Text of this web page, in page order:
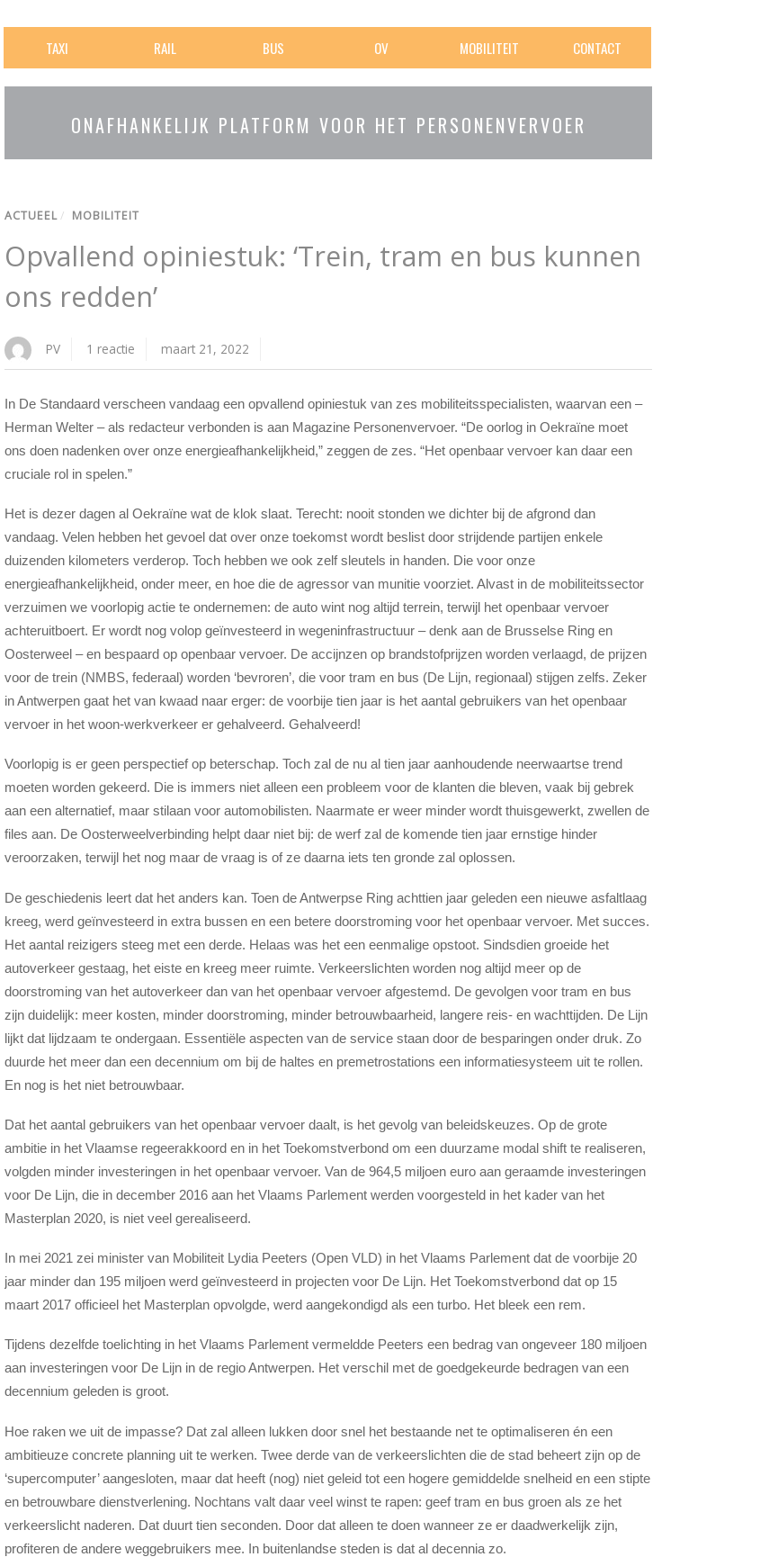
TAXI RAIL BUS OV MOBILITEIT CONTACT
ONAFHANKELIJK PLATFORM VOOR HET PERSONENVERVOER
ACTUEEL/ MOBILITEIT
Opvallend opiniestuk: ‘Trein, tram en bus kunnen
ons redden’
PV 1 reactie maart 21, 2022
In De Standaard verscheen vandaag een opvallend opiniestuk van zes mobiliteitsspecialisten, waarvan een –
Herman Welter – als redacteur verbonden is aan Magazine Personenvervoer. “De oorlog in Oekraïne moet
ons doen nadenken over onze energieafhankelijkheid,” zeggen de zes. “Het openbaar vervoer kan daar een
cruciale rol in spelen.”
Het is dezer dagen al Oekraïne wat de klok slaat. Terecht: nooit stonden we dichter bij de afgrond dan
vandaag. Velen hebben het gevoel dat over onze toekomst wordt beslist door strijdende partijen enkele
duizenden kilometers verderop. Toch hebben we ook zelf sleutels in handen. Die voor onze
energieafhankelijkheid, onder meer, en hoe die de agressor van munitie voorziet. Alvast in de mobiliteitssector
verzuimen we voorlopig actie te ondernemen: de auto wint nog altijd terrein, terwijl het openbaar vervoer
achteruitboert. Er wordt nog volop geïnvesteerd in wegeninfrastructuur – denk aan de Brusselse Ring en
Oosterweel – en bespaard op openbaar vervoer. De accijnzen op brandstofprijzen worden verlaagd, de prijzen
voor de trein (NMBS, federaal) worden ‘bevroren’, die voor tram en bus (De Lijn, regionaal) stijgen zelfs. Zeker
in Antwerpen gaat het van kwaad naar erger: de voorbije tien jaar is het aantal gebruikers van het openbaar
vervoer in het woon-werkverkeer er gehalveerd. Gehalveerd!
Voorlopig is er geen perspectief op beterschap. Toch zal de nu al tien jaar aanhoudende neerwaartse trend
moeten worden gekeerd. Die is immers niet alleen een probleem voor de klanten die bleven, vaak bij gebrek
aan een alternatief, maar stilaan voor automobilisten. Naarmate er weer minder wordt thuisgewerkt, zwellen de
files aan. De Oosterweelverbinding helpt daar niet bij: de werf zal de komende tien jaar ernstige hinder
veroorzaken, terwijl het nog maar de vraag is of ze daarna iets ten gronde zal oplossen.
De geschiedenis leert dat het anders kan. Toen de Antwerpse Ring achttien jaar geleden een nieuwe asfaltlaag
kreeg, werd geïnvesteerd in extra bussen en een betere doorstroming voor het openbaar vervoer. Met succes.
Het aantal reizigers steeg met een derde. Helaas was het een eenmalige opstoot. Sindsdien groeide het
autoverkeer gestaag, het eiste en kreeg meer ruimte. Verkeerslichten worden nog altijd meer op de
doorstroming van het autoverkeer dan van het openbaar vervoer afgestemd. De gevolgen voor tram en bus
zijn duidelijk: meer kosten, minder doorstroming, minder betrouwbaarheid, langere reis- en wachttijden. De Lijn
lijkt dat lijdzaam te ondergaan. Essentiële aspecten van de service staan door de besparingen onder druk. Zo
duurde het meer dan een decennium om bij de haltes en premetrostations een informatiesysteem uit te rollen.
En nog is het niet betrouwbaar.
Dat het aantal gebruikers van het openbaar vervoer daalt, is het gevolg van beleidskeuzes. Op de grote
ambitie in het Vlaamse regeerakkoord en in het Toekomstverbond om een duurzame modal shift te realiseren,
volgden minder investeringen in het openbaar vervoer. Van de 964,5 miljoen euro aan geraamde investeringen
voor De Lijn, die in december 2016 aan het Vlaams Parlement werden voorgesteld in het kader van het
Masterplan 2020, is niet veel gerealiseerd.
In mei 2021 zei minister van Mobiliteit Lydia Peeters (Open VLD) in het Vlaams Parlement dat de voorbije 20
jaar minder dan 195 miljoen werd geïnvesteerd in projecten voor De Lijn. Het Toekomstverbond dat op 15
maart 2017 officieel het Masterplan opvolgde, werd aangekondigd als een turbo. Het bleek een rem.
Tijdens dezelfde toelichting in het Vlaams Parlement vermeldde Peeters een bedrag van ongeveer 180 miljoen
aan investeringen voor De Lijn in de regio Antwerpen. Het verschil met de goedgekeurde bedragen van een
decennium geleden is groot.
Hoe raken we uit de impasse? Dat zal alleen lukken door snel het bestaande net te optimaliseren én een
ambitieuze concrete planning uit te werken. Twee derde van de verkeerslichten die de stad beheert zijn op de
‘supercomputer’ aangesloten, maar dat heeft (nog) niet geleid tot een hogere gemiddelde snelheid en een stipte
en betrouwbare dienstverlening. Nochtans valt daar veel winst te rapen: geef tram en bus groen als ze het
verkeerslicht naderen. Dat duurt tien seconden. Door dat alleen te doen wanneer ze er daadwerkelijk zijn,
profiteren de andere weggebruikers mee. In buitenlandse steden is dat al decennia zo.